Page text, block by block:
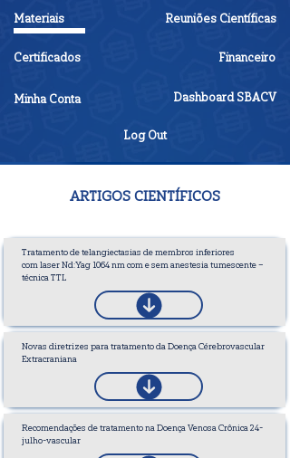
Materiais
Certificados
Minha Conta
Reuniões Científicas
Financeiro
Dashboard SBACV
Log Out
ARTIGOS CIENTÍFICOS
Tratamento de telangiectasias de membros inferiores
com laser Nd:Yag 1064 nm com e sem anestesia tumescente –
técnica TTL
Novas diretrizes para tratamento da Doença Cérebrovascular
Extracraniana
Recomendações de tratamento na Doença Venosa Crônica 24-
julho-vascular